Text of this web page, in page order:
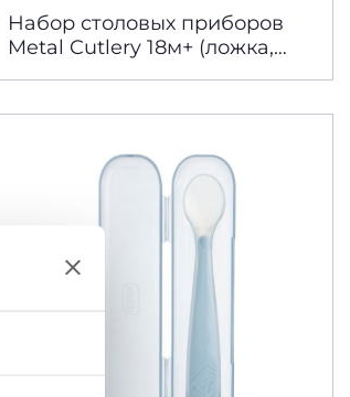
Набор столовых приборов
Metal Cutlery 18м+ (ложка,